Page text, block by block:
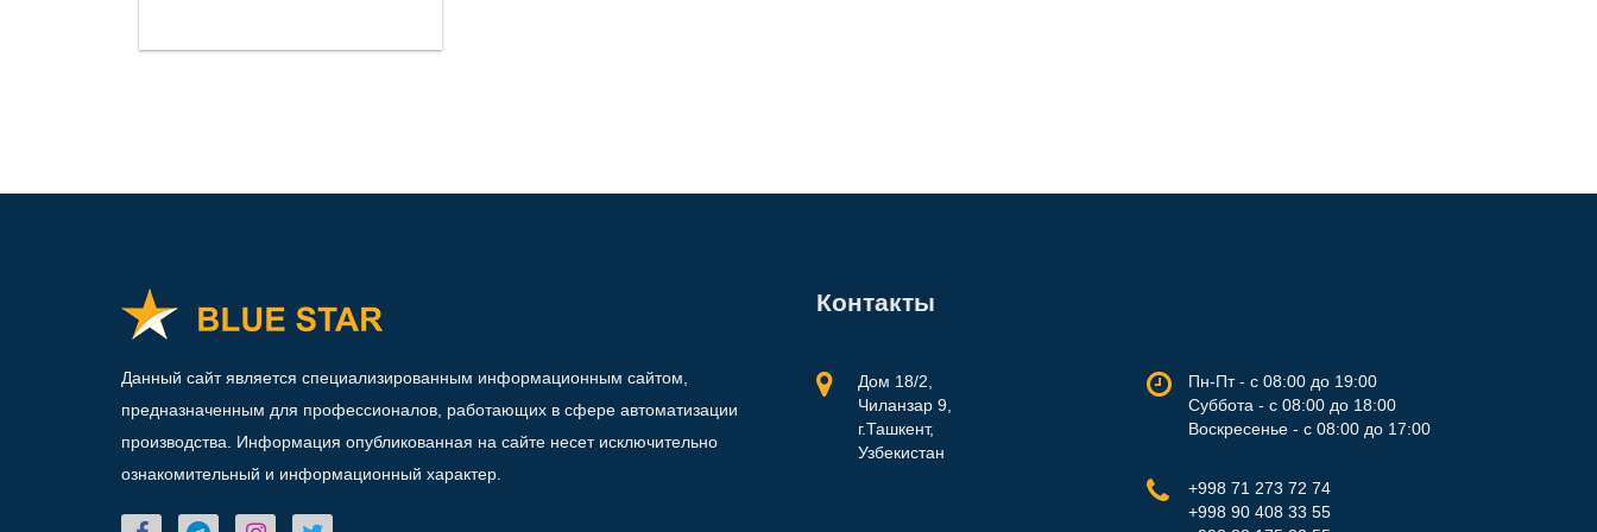
Данный сайт является специализированным информационным сайтом,
предназначенным для профессионалов, работающих в сфере автоматизации
производства. Информация опубликованная на сайте несет исключительно
ознакомительный и информационный характер.
Контакты
Дом 18/2,
Чиланзар 9,
г.Ташкент,
Узбекистан
Пн-Пт - с 08:00 до 19:00
Суббота - с 08:00 до 18:00
Воскресенье - с 08:00 до 17:00
+998 71 273 72 74
+998 90 408 33 55